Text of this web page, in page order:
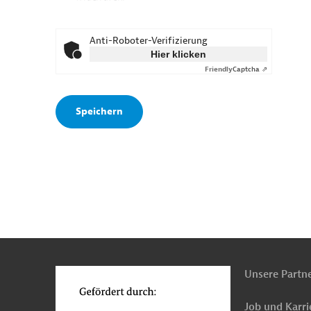
Anti-Roboter-Verifizierung
Hier klicken
FriendlyCaptcha ⇗
Unsere
Job und